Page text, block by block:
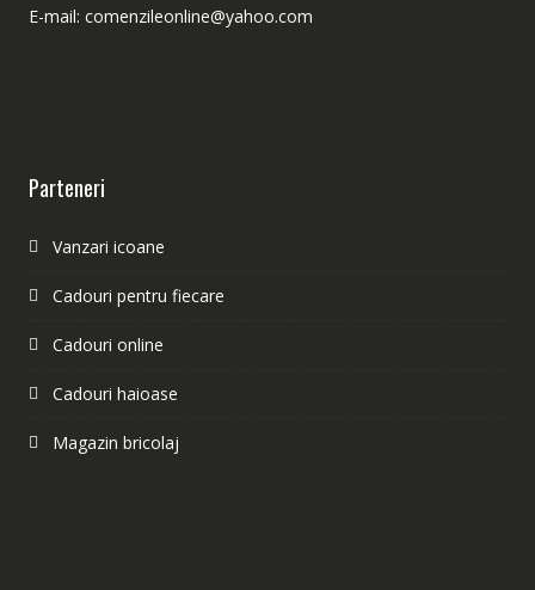
E-mail: comenzileonline@yahoo.com
Parteneri
Vanzari icoane
Cadouri pentru fiecare
Cadouri online
Cadouri haioase
Magazin bricolaj